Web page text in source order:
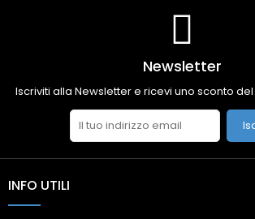
Newsletter
Iscriviti alla Newsletter e ricevi uno sconto
INFO UTILI